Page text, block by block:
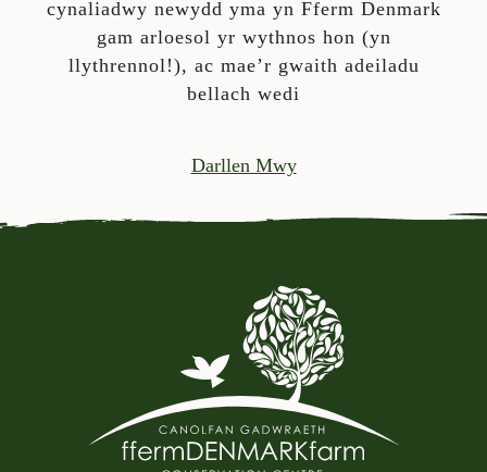
cynaliadwy newydd yma yn Fferm Denmark
gam arloesol yr wythnos hon (yn
llythrennol!), ac mae’r gwaith adeiladu
bellach wedi
Darllen Mwy